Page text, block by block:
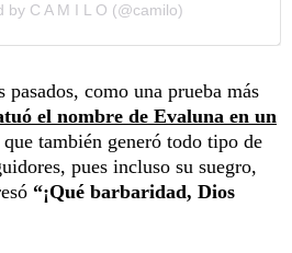
by C A M I L O (@camilo)
pasados, como una prueba más
el nombre de Evaluna en un
también generó todo tipo de
pues incluso su suegro,
“¡Qué barbaridad, Dios